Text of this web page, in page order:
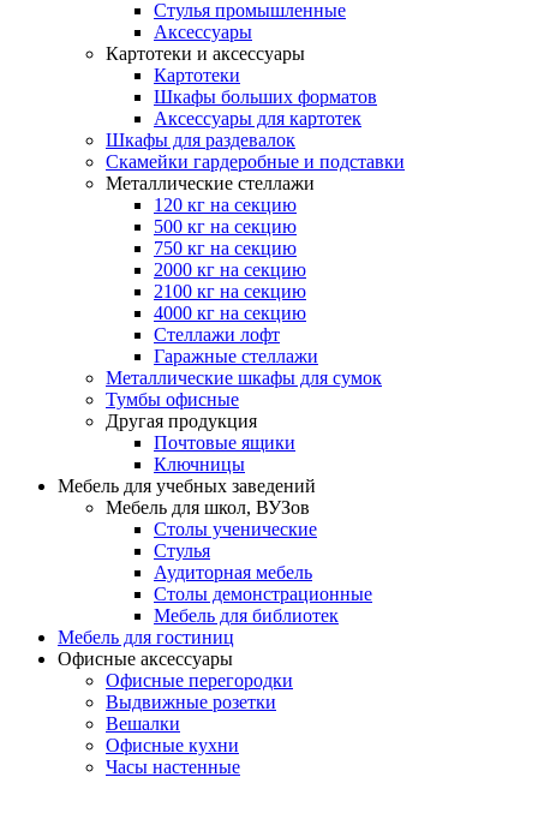
Стулья промышленные
Аксессуары
Картотеки и аксессуары
Картотеки
Шкафы больших форматов
Аксессуары для картотек
Шкафы для раздевалок
Скамейки гардеробные и подставки
Металлические стеллажи
120 кг на секцию
500 кг на секцию
750 кг на секцию
2000 кг на секцию
2100 кг на секцию
4000 кг на секцию
Стеллажи лофт
Гаражные стеллажи
Металлические шкафы для сумок
Тумбы офисные
Другая продукция
Почтовые ящики
Ключницы
Мебель для учебных заведений
Мебель для школ, ВУЗов
Столы ученические
Стулья
Аудиторная мебель
Столы демонстрационные
Мебель для библиотек
Мебель для гостиниц
Офисные аксессуары
Офисные перегородки
Выдвижные розетки
Вешалки
Офисные кухни
Часы настенные